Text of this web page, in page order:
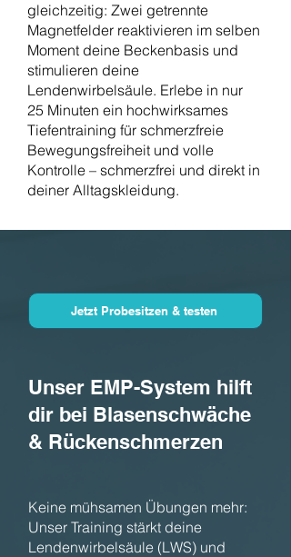
gleichzeitig: Zwei getrennte
Magnetfelder reaktivieren im selben
Moment deine Beckenbasis und
stimulieren deine
Lendenwirbelsäule. Erlebe in nur
25 Minuten ein hochwirksames
Tiefentraining für schmerzfreie
Bewegungsfreiheit und volle
Kontrolle – schmerzfrei und direkt in
deiner Alltagskleidung.
Jetzt Probesitzen & testen
Unser EMP-System hilft
dir bei Blasenschwäche
& Rückenschmerzen
Keine mühsamen Übungen mehr:
Unser Training stärkt deine
Lendenwirbelsäule (LWS) und